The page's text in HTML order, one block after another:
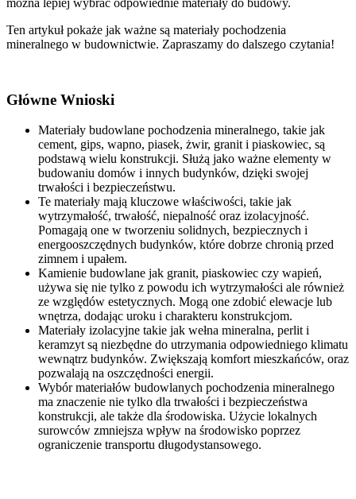
można lepiej wybrać odpowiednie materiały do budowy.
Ten artykuł pokaże jak ważne są materiały pochodzenia
mineralnego w budownictwie. Zapraszamy do dalszego czytania!
Główne Wnioski
Materiały budowlane pochodzenia mineralnego, takie jak
cement, gips, wapno, piasek, żwir, granit i piaskowiec, są
podstawą wielu konstrukcji. Służą jako ważne elementy w
budowaniu domów i innych budynków, dzięki swojej
trwałości i bezpieczeństwu.
Te materiały mają kluczowe właściwości, takie jak
wytrzymałość, trwałość, niepalność oraz izolacyjność.
Pomagają one w tworzeniu solidnych, bezpiecznych i
energooszczędnych budynków, które dobrze chronią przed
zimnem i upałem.
Kamienie budowlane jak granit, piaskowiec czy wapień,
używa się nie tylko z powodu ich wytrzymałości ale również
ze względów estetycznych. Mogą one zdobić elewacje lub
wnętrza, dodając uroku i charakteru konstrukcjom.
Materiały izolacyjne takie jak wełna mineralna, perlit i
keramzyt są niezbędne do utrzymania odpowiedniego klimatu
wewnątrz budynków. Zwiększają komfort mieszkańców, oraz
pozwalają na oszczędności energii.
Wybór materiałów budowlanych pochodzenia mineralnego
ma znaczenie nie tylko dla trwałości i bezpieczeństwa
konstrukcji, ale także dla środowiska. Użycie lokalnych
surowców zmniejsza wpływ na środowisko poprzez
ograniczenie transportu długodystansowego.